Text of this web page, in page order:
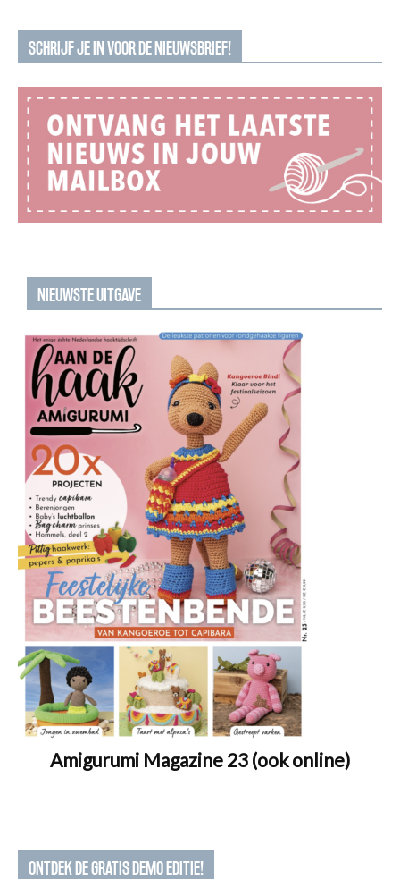
SCHRIJF JE IN VOOR DE NIEUWSBRIEF!
NIEUWSTE UITGAVE
Amigurumi Magazine 23 (ook online)
ONTDEK DE GRATIS DEMO EDITIE!